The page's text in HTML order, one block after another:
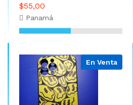
$55,00
Panamá
En Venta